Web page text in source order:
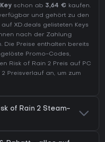
schon ab 3,64 € kaufen.
und gehört zu den
XD.deals gelisteten Keys
nach der Zahlung
Preise enthalten bereits
Promo-Codes,
Risk of Rain 2 Preis auf PC
2 Preisverlauf an, um zum
of Rain 2 Steam-